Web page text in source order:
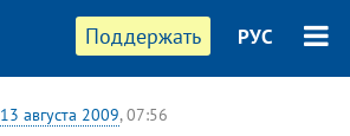
Поддержать РУС
13 августа 2009, 07:56